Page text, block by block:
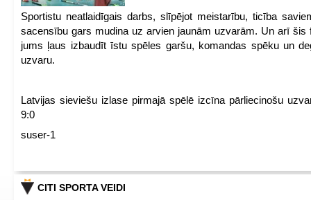
Sportistu neatlaidīgais darbs, slīpējot meistarību, ticība
sacensību gars mudina uz arvien jaunām uzvarām. Un arī šis
jums ļaus izbaudīt īstu spēles garšu, komandas spēku un
uzvaru.
Latvijas sieviešu izlase pirmajā spēlē izcīna pārliecinošu
9:0
suser-1
CITI SPORTA VEIDI